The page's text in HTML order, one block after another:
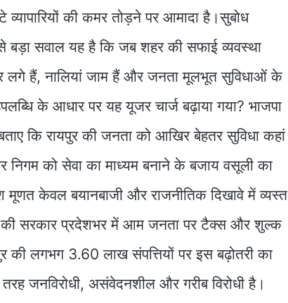
व्यापारियों की कमर तोड़ने पर आमादा है।सुबोध
बड़ा सवाल यह है कि जब शहर की सफाई व्यवस्था
हैं, नालियां जाम हैं और जनता मूलभूत सुविधाओं के
के आधार पर यह यूजर चार्ज बढ़ाया गया? भाजपा
कि रायपुर की जनता को आखिर बेहतर सुविधा कहां
निगम को सेवा का माध्यम बनाने के बजाय वसूली का
केवल बयानबाजी और राजनीतिक दिखावे में व्यस्त
की सरकार प्रदेशभर में आम जनता पर टैक्स और शुल्क
की लगभग 3.60 लाख संपत्तियों पर इस बढ़ोतरी का
जनविरोधी, असंवेदनशील और गरीब विरोधी है।